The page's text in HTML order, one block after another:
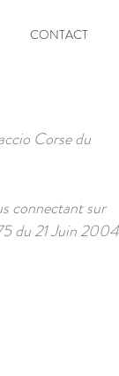
CONTACT
Corse du
connectant sur
du 21 Juin 2004